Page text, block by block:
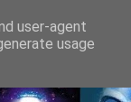
user-agent
usage